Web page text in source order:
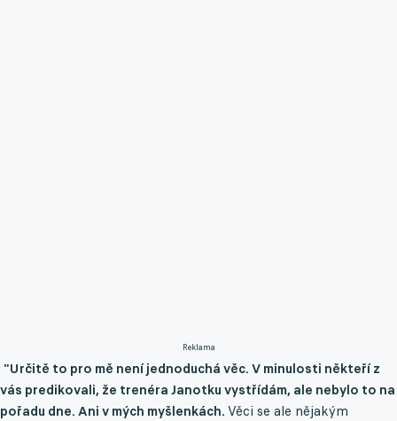
Reklama
"Určitě to pro mě není jednoduchá věc. V minulosti někteří z
vás predikovali, že trenéra Janotku vystřídám, ale nebylo to na
pořadu dne. Ani v mých myšlenkách. Věci se ale nějakým